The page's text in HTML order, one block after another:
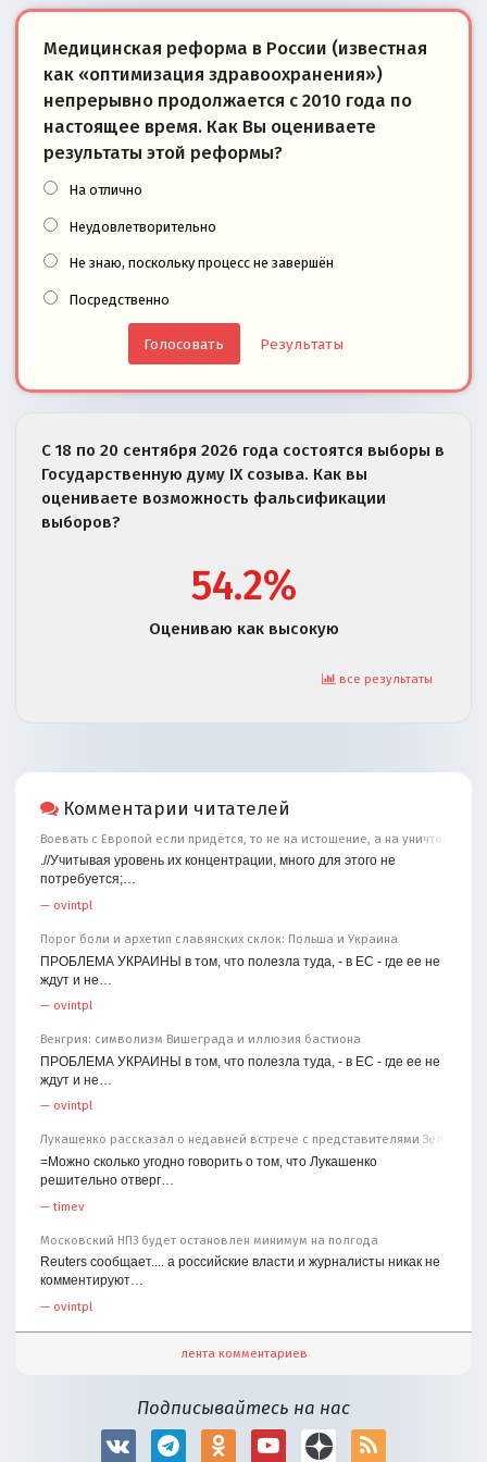
Медицинская реформа в России (известная
как «оптимизация здравоохранения»)
непрерывно продолжается с 2010 года по
настоящее время. Как Вы оцениваете
результаты этой реформы?
На отлично
Неудовлетворительно
Не знаю, поскольку процесс не завершён
Посредственно
Результаты
С 18 по 20 сентября 2026 года состоятся выборы в
Государственную думу IX созыва. Как вы
оцениваете возможность фальсификации
выборов?
54.2%
Оцениваю как высокую
все результаты
Комментарии читателей
Воевать с Европой если придётся, то не на истощение, а на уничтожение
.//Учитывая уровень их концентрации, много для этого не
потребуется;…
— ovintpl
Порог боли и архетип славянских склок: Польша и Украина
ПРОБЛЕМА УКРАИНЫ в том, что полезла туда, - в ЕС - где ее не
ждут и не…
— ovintpl
Венгрия: символизм Вишеграда и иллюзия бастиона
ПРОБЛЕМА УКРАИНЫ в том, что полезла туда, - в ЕС - где ее не
ждут и не…
— ovintpl
Лукашенко рассказал о недавней встрече с представителями
=Можно сколько угодно говорить о том, что Лукашенко
решительно отверг…
—timev
Московский НПЗ будет остановлен минимум на полгода
Reuters сообщает.... а российские власти и журналисты никак не
комментируют…
— ovintpl
лента комментариев
Подписывайтесь на нас